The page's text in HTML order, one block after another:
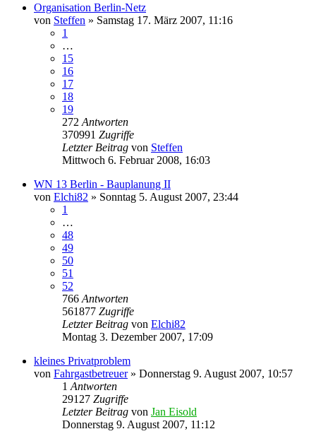
Organisation Berlin-Netz
von Steffen » Samstag 17. März 2007, 11:16
1
…
15
16
17
18
19
272 Antworten
370991 Zugriffe
Letzter Beitrag von Steffen
Mittwoch 6. Februar 2008, 16:03
WN 13 Berlin - Bauplanung II
von Elchi82 » Sonntag 5. August 2007, 23:44
1
…
48
49
50
51
52
766 Antworten
561877 Zugriffe
Letzter Beitrag von Elchi82
Montag 3. Dezember 2007, 17:09
kleines Privatproblem
von Fahrgastbetreuer» Donnerstag 9. August 2007, 10:57
1 Antworten
29127 Zugriffe
Letzter Beitrag von Jan Eisold
Donnerstag 9. August 2007, 11:12